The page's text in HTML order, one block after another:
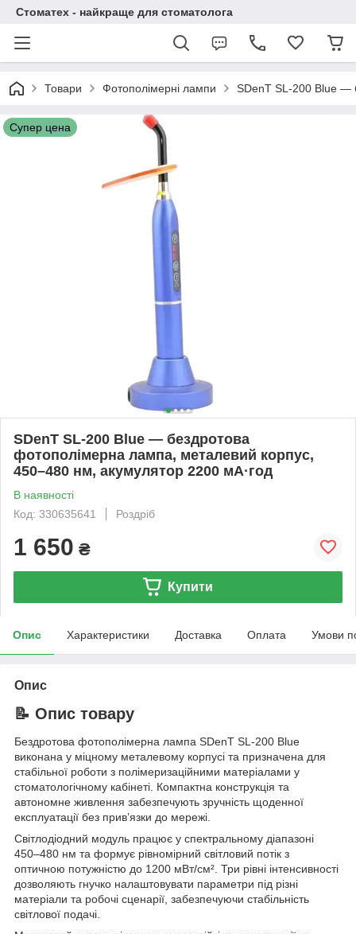
Стоматех - найкраще для стоматолога
Товари Фотополімерні лампи SDenT SL-200 Blue —
Супер цена
SDenT SL-200 Blue — бездротова
фотополімерна лампа, металевий корпус,
450–480 нм, акумулятор 2200 мА·год
В наявності
Код: 330635641
Роздріб
1 650 ₴
Купити
Опис Характеристики Доставка Оплата Умови
Опис
📝 Опис товару
Бездротова фотополімерна лампа SDenT SL-200 Blue
виконана у міцному металевому корпусі та призначена для
стабільної роботи з полімеризаційними матеріалами у
стоматологічному кабінеті. Компактна конструкція та
автономне живлення забезпечують зручність щоденної
експлуатації без прив’язки до мережі.
Світлодіодний модуль працює у спектральному діапазоні
450–480 нм та формує рівномірний світловий потік з
оптичною потужністю до 1200 мВт/см². Три рівні інтенсивності
дозволяють гнучко налаштовувати параметри під різні
матеріали та робочі сценарії, забезпечуючи стабільність
світлової подачі.